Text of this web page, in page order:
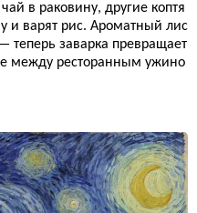
в раковину, другие коптя
и варят рис. Ароматный лис
теперь заварка превращает
между ресторанным ужино